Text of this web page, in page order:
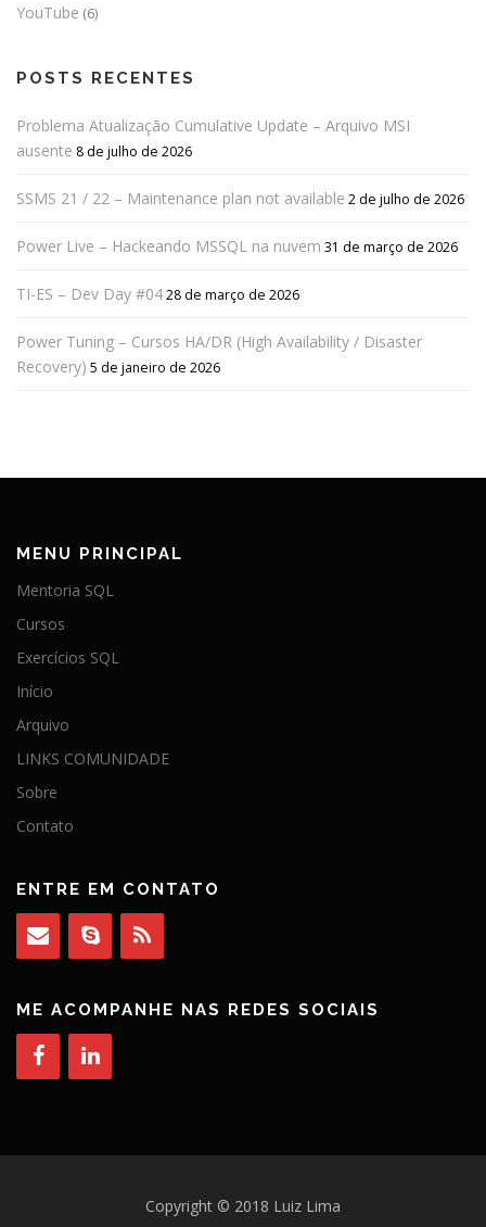
YouTube (6)
POSTS RECENTES
Problema Atualização Cumulative Update – Arquivo MSI
ausente 8 de julho de 2026
SSMS 21 / 22 – Maintenance plan not available 2 de julho de 2026
Power Live – Hackeando MSSQL na nuvem 31 de março de 2026
TI-ES – Dev Day #0428 de março de 2026
Power Tuning – Cursos HA/DR (High Availability / Disaster
Recovery) 5 de janeiro de 2026
MENU PRINCIPAL
Mentoria SQL
Cursos
Exercícios SQL
Início
Arquivo
LINKS COMUNIDADE
Sobre
Contato
ENTRE EM CONTATO
ME ACOMPANHE NAS REDES SOCIAIS
Copyright © 2018 Luiz Lima